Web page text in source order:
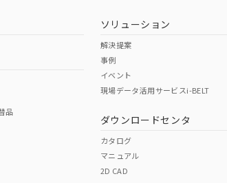
Cr(VI)
品
ソリューション
解決提案
事例
イベント
現場データ活用サービスi-BELT
ダウンロードセンタ
カタログ
マニュアル
2D CAD